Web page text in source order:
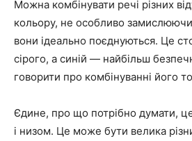
Можна комбінувати речі різних
кольору, не особливо
вони ідеально поєднуються. Це
сірого, а синій — найбільш
говорити про комбінуванні його
Єдине, про що потрібно думати,
і низом. Це може бути велика